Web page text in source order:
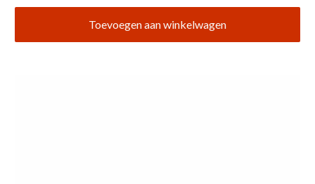
Toevoegen aan winkelwagen